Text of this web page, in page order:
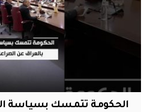
الحكومة تتمسك بسياسة